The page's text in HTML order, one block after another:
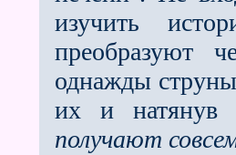
изучить
преобразуют
однажды струны
их и натянув
получают